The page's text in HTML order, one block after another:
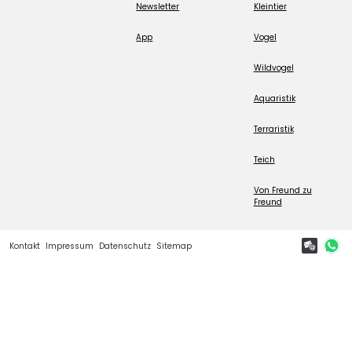
Newsletter
App
Kleintier
Vogel
Wildvogel
Aquaristik
Terraristik
Teich
Von Freund zu
Freund
Kontakt Impressum Datenschutz Sitemap